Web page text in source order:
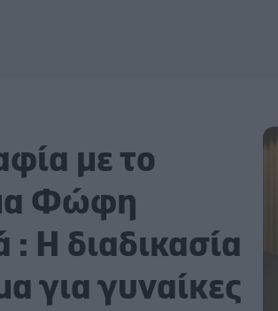
με το
Φώφη
: Η διαδικασία
για γυναίκες